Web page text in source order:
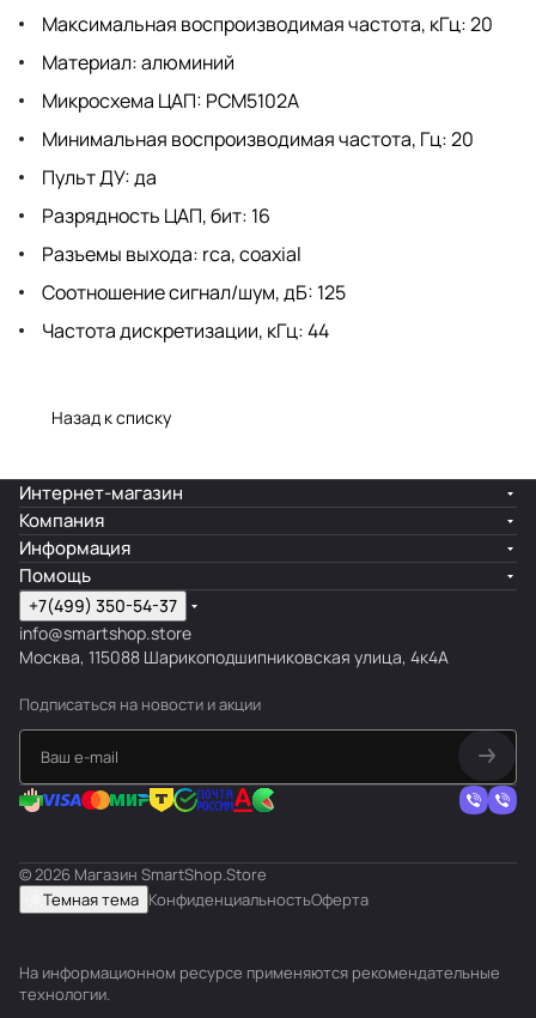
Максимальная воспроизводимая частота, кГц: 20
Материал: алюминий
Микросхема ЦАП: PCM5102A
Минимальная воспроизводимая частота, Гц: 20
Пульт ДУ: да
Разрядность ЦАП, бит: 16
Разъемы выхода: rca, coaxial
Соотношение сигнал/шум, дБ: 125
Частота дискретизации, кГц: 44
Назад к списку
Интернет-магазин
Компания
Информация
Помощь
+7(499) 350-54-37
info@smartshop.store
Москва, 115088 Шарикоподшипниковская улица, 4к4А
Подписаться на новости и акции
© 2026 Магазин SmartShop.Store
Темная тема КонфиденциальностьОферта
На информационном ресурсе применяются рекомендательные
технологии.